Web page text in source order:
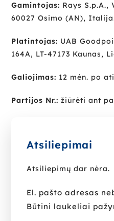
Gamintojas: Rays S.p.A.,
60027 Osimo (AN),
Platintojas: UAB
164A, LT-47173 Kaunas,
Galiojimas: 12 mėn. po
Partijos Nr.:žiūrėti ant
Atsiliepimai
Atsiliepimų dar nėra.
El. pašto adresas
Būtini laukeliai